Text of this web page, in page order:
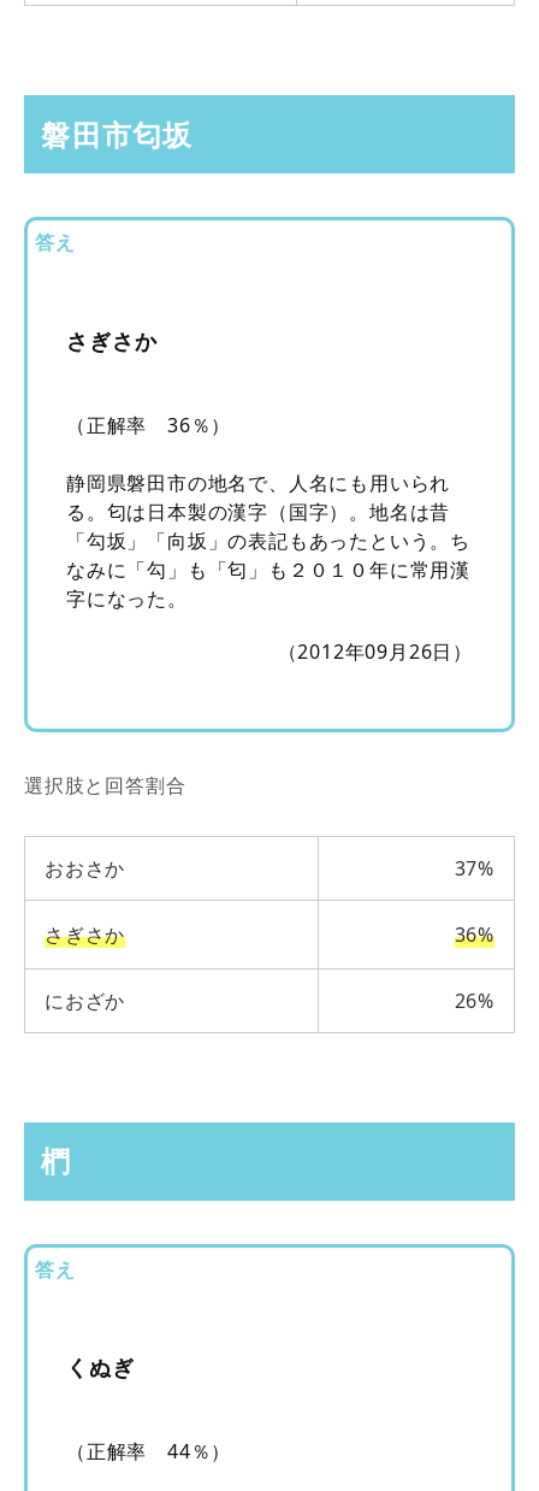
磐田市匂坂
答え
さぎさか
（正解率 36％）
静岡県磐田市の地名で、人名にも用いられ
る。匂は日本製の漢字（国字）。地名は昔
「勾坂」「向坂」の表記もあったという。ち
なみに「勾」も「匂」も２０１０年に常用漢
字になった。
（2012年09月26日）
選択肢と回答割合
おおさか 37%
さぎさか 36%
におざか 26%
椚
答え
くぬぎ
（正解率 44％）